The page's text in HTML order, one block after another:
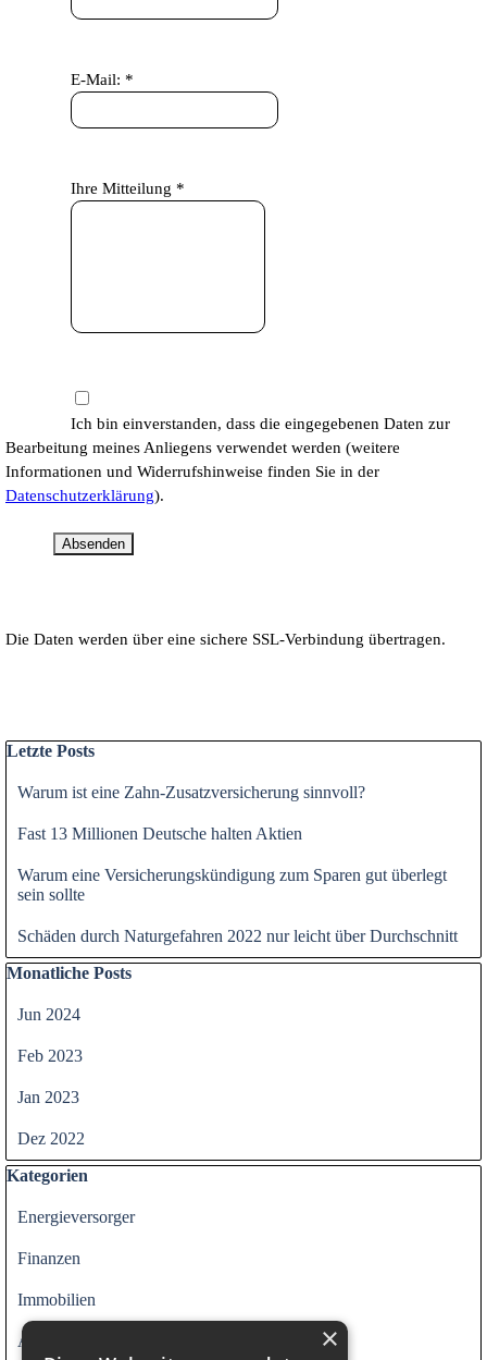
E-Mail: *
Ihre Mitteilung *
Ich bin einverstanden, dass die eingegebenen Daten zur
Bearbeitung meines Anliegens verwendet werden (weitere
Informationen und Widerrufshinweise finden Sie in der
Datenschutzerklärung).
Absenden
Die Daten werden über eine sichere SSL-Verbindung übertragen.
Block überspringen Letzte Posts
Letzte Posts
Warum ist eine Zahn-Zusatzversicherung sinnvoll?
Fast 13 Millionen Deutsche halten Aktien
Warum eine Versicherungskündigung zum Sparen gut überlegt
sein sollte
Schäden durch Naturgefahren 2022 nur leicht über Durchschnitt
Block überspringen Monatliche Posts
Monatliche Posts
Jun 2024
Feb 2023
Jan 2023
Dez 2022
Block überspringen Kategorien
Kategorien
Energieversorger
Finanzen
Immobilien
Alle Kategorien ×